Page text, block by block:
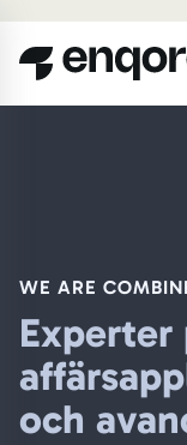
WE ARE
och